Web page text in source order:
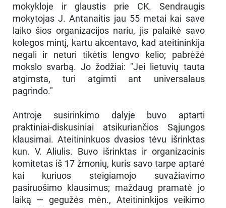
mokykloje ir glaustis prie CK. Sendraugis
mokytojas J. Antanaitis jau 55 metai kai save
laiko šios organizacijos nariu, jis palaikė savo
kolegos mintį, kartu akcentavo, kad ateitininkija
negali ir neturi tikėtis lengvo kelio; pabrėžė
mokslo svarbą. Jo žodžiai: "Jei lietuvių tauta
atgimsta, turi atgimti ant universalaus
pagrindo."
Antroje susirinkimo dalyje buvo aptarti
praktiniai-diskusiniai atsikuriančios Sąjungos
klausimai. Ateitininkuos dvasios tėvu išrinktas
kun. V. Aliulis. Buvo išrinktas ir organizacinis
komitetas iš 17 žmonių, kuris savo tarpe aptarė
kai kuriuos steigiamojo suvažiavimo
pasiruošimo klausimus; maždaug pramatė jo
laiką — gegužės mėn., Ateitininkijos veikimo